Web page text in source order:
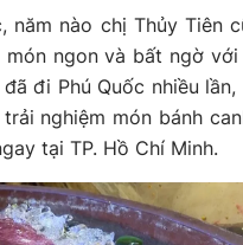
năm nào chị Thủy Tiên
ngon và bất ngờ với
đi Phú Quốc nhiều lần,
nghiệm món bánh
tại TP. Hồ Chí Minh.